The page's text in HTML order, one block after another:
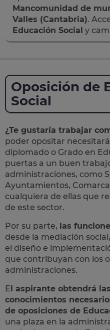
Mancomunidad de
Valles (Cantabria).
Educación Social y
Oposición de
Social
¿Te gustaría trabajar
poder opositar
diplomado o Grado en
puertas a un buen
administraciones, como
Ayuntamientos,
cualquiera de ellas que
de este sector.
Por su parte, las
desde la mediación
el diseño e
que contribuyan con los
administraciones.
El aspirante obtendrá
conocimientos
de oposiciones de
una plaza en la